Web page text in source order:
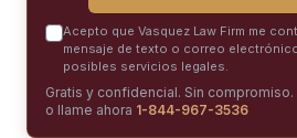
Acepto que Vasquez Law Firm me
mensaje de texto o correo
posibles servicios legales.
Gratis y confidencial. Sin compromiso.
o llame ahora 1-844-967-3536